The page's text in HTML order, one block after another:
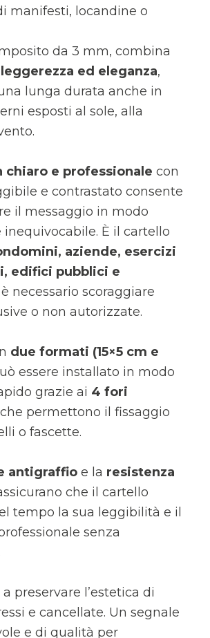
manifesti, locandine o
da 3 mm, combina
ed eleganza,
lunga durata anche in
esposti al sole, alla
chiaro e professionale con
e contrastato consente
il messaggio in modo
È il cartello
aziende, esercizi
edifici pubblici e
necessario scoraggiare
o non autorizzate.
due formati (15×5 cm e
essere installato in modo
grazie ai 4 fori
che permettono il fissaggio
o fascette.
antigraffio e la resistenza
che il cartello
tempo la sua leggibilità e il
senza
preservare l’estetica di
e cancellate. Un segnale
e di qualità per